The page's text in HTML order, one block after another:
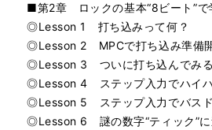
■第2章 ロックの基本“8ビート”で
◎Lesson 1 打ち込みって何？
◎Lesson 2 MPCで打ち込み準備
◎Lesson 3 ついに打ち込んでみる
◎Lesson 4 ステップ入力でハイ
◎Lesson 5 ステップ入力でバスド
◎Lesson 6 謎の数字“ティック”に